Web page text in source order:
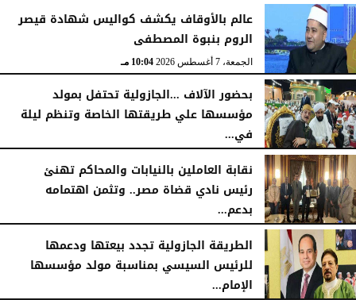
عالم بالأوقاف يكشف كواليس شهادة قيصر
الروم بنبوة المصطفى
الجمعة، 7 أغسطس 2026 10:04 مـ
بحضور الآلاف ...الجازولية تحتفل بمولد
مؤسسها علي طريقتها الخاصة وتنظم ليلة
في...
الجمعة، 7 أغسطس 2026
نقابة العاملين بالنيابات والمحاكم تهنئ
رئيس نادي قضاة مصر.. وتثمن اهتمامه
بدعم...
الخميس، 6 أغسطس 2026
الطريقة الجازولية تجدد بيعتها ودعمها
للرئيس السيسي بمناسبة مولد مؤسسها
الإمام...